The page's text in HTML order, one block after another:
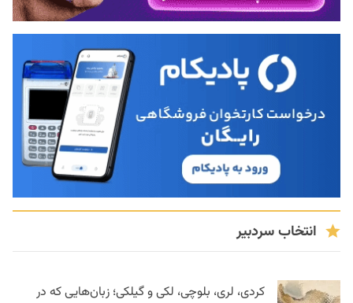
انتخاب سردبیر
کردی، لری، بلوچی، لکی و گیلکی؛ زبان‌هایی که در